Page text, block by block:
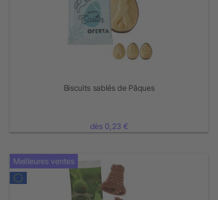
Biscuits sablés de Pâques
dès 0,23 €
Meilleures ventes